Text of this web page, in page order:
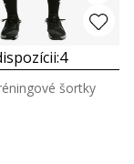
4
šortky